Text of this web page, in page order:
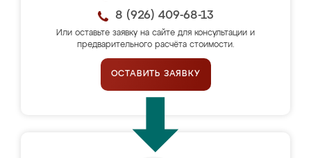
8 (926) 409-68-13
Или оставьте заявку на сайте для консультации и
предварительного расчёта стоимости.
ОСТАВИТЬ ЗАЯВКУ